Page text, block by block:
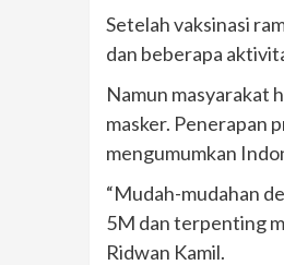
Setelah vaksinasi
dan beberapa
Namun masyarakat
masker. Penerapan
mengumumkan
“Mudah-mudahan
5M dan terpenting
Ridwan Kamil.